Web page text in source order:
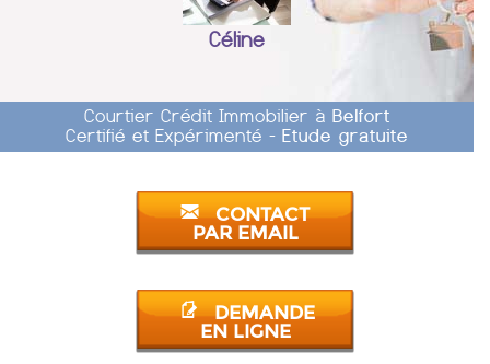
Céline
Courtier Crédit Immobilier à Belfort
Certifié et Expérimenté - Etude gratuite
CONTACT
PAR EMAIL
DEMANDE
EN LIGNE